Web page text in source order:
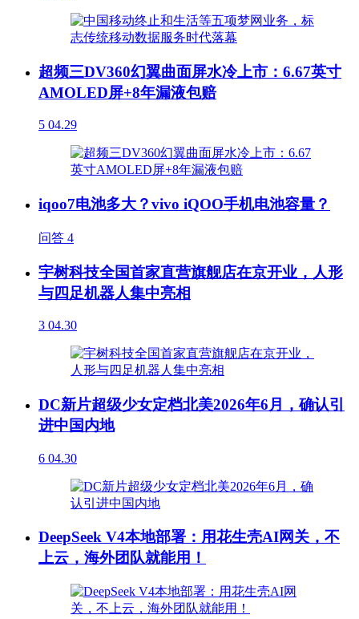
超频三DV360幻翼曲面屏水冷上市：6.67英寸
AMOLED屏+8年漏液包赔
5 04.29
iqoo7电池多大？vivo iQOO手机电池容量？
问答 4
宇树科技全国首家直营旗舰店在京开业，人形
与四足机器人集中亮相
3 04.30
DC新片超级少女定档北美2026年6月，确认引
进中国内地
6 04.30
DeepSeek V4本地部署：用花生壳AI网关，不
上云，海外团队就能用！